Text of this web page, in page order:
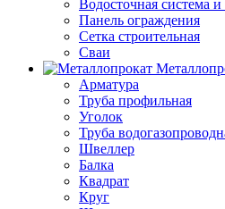
Водосточная система
Панель ограждения
Сетка строительная
Сваи
Арматура
Труба профильная
Уголок
Труба
Швеллер
Балка
Квадрат
Круг